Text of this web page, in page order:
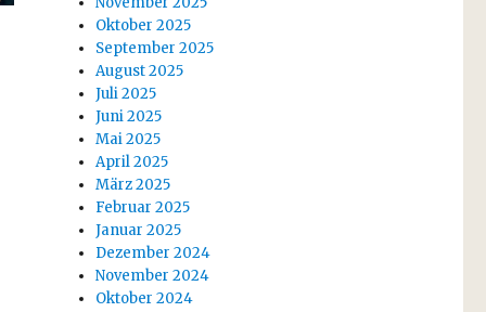
Oktober 2025
September 2025
August 2025
Juli 2025
Juni 2025
Mai 2025
April 2025
März 2025
Februar 2025
Januar 2025
Dezember 2024
November 2024
Oktober 2024